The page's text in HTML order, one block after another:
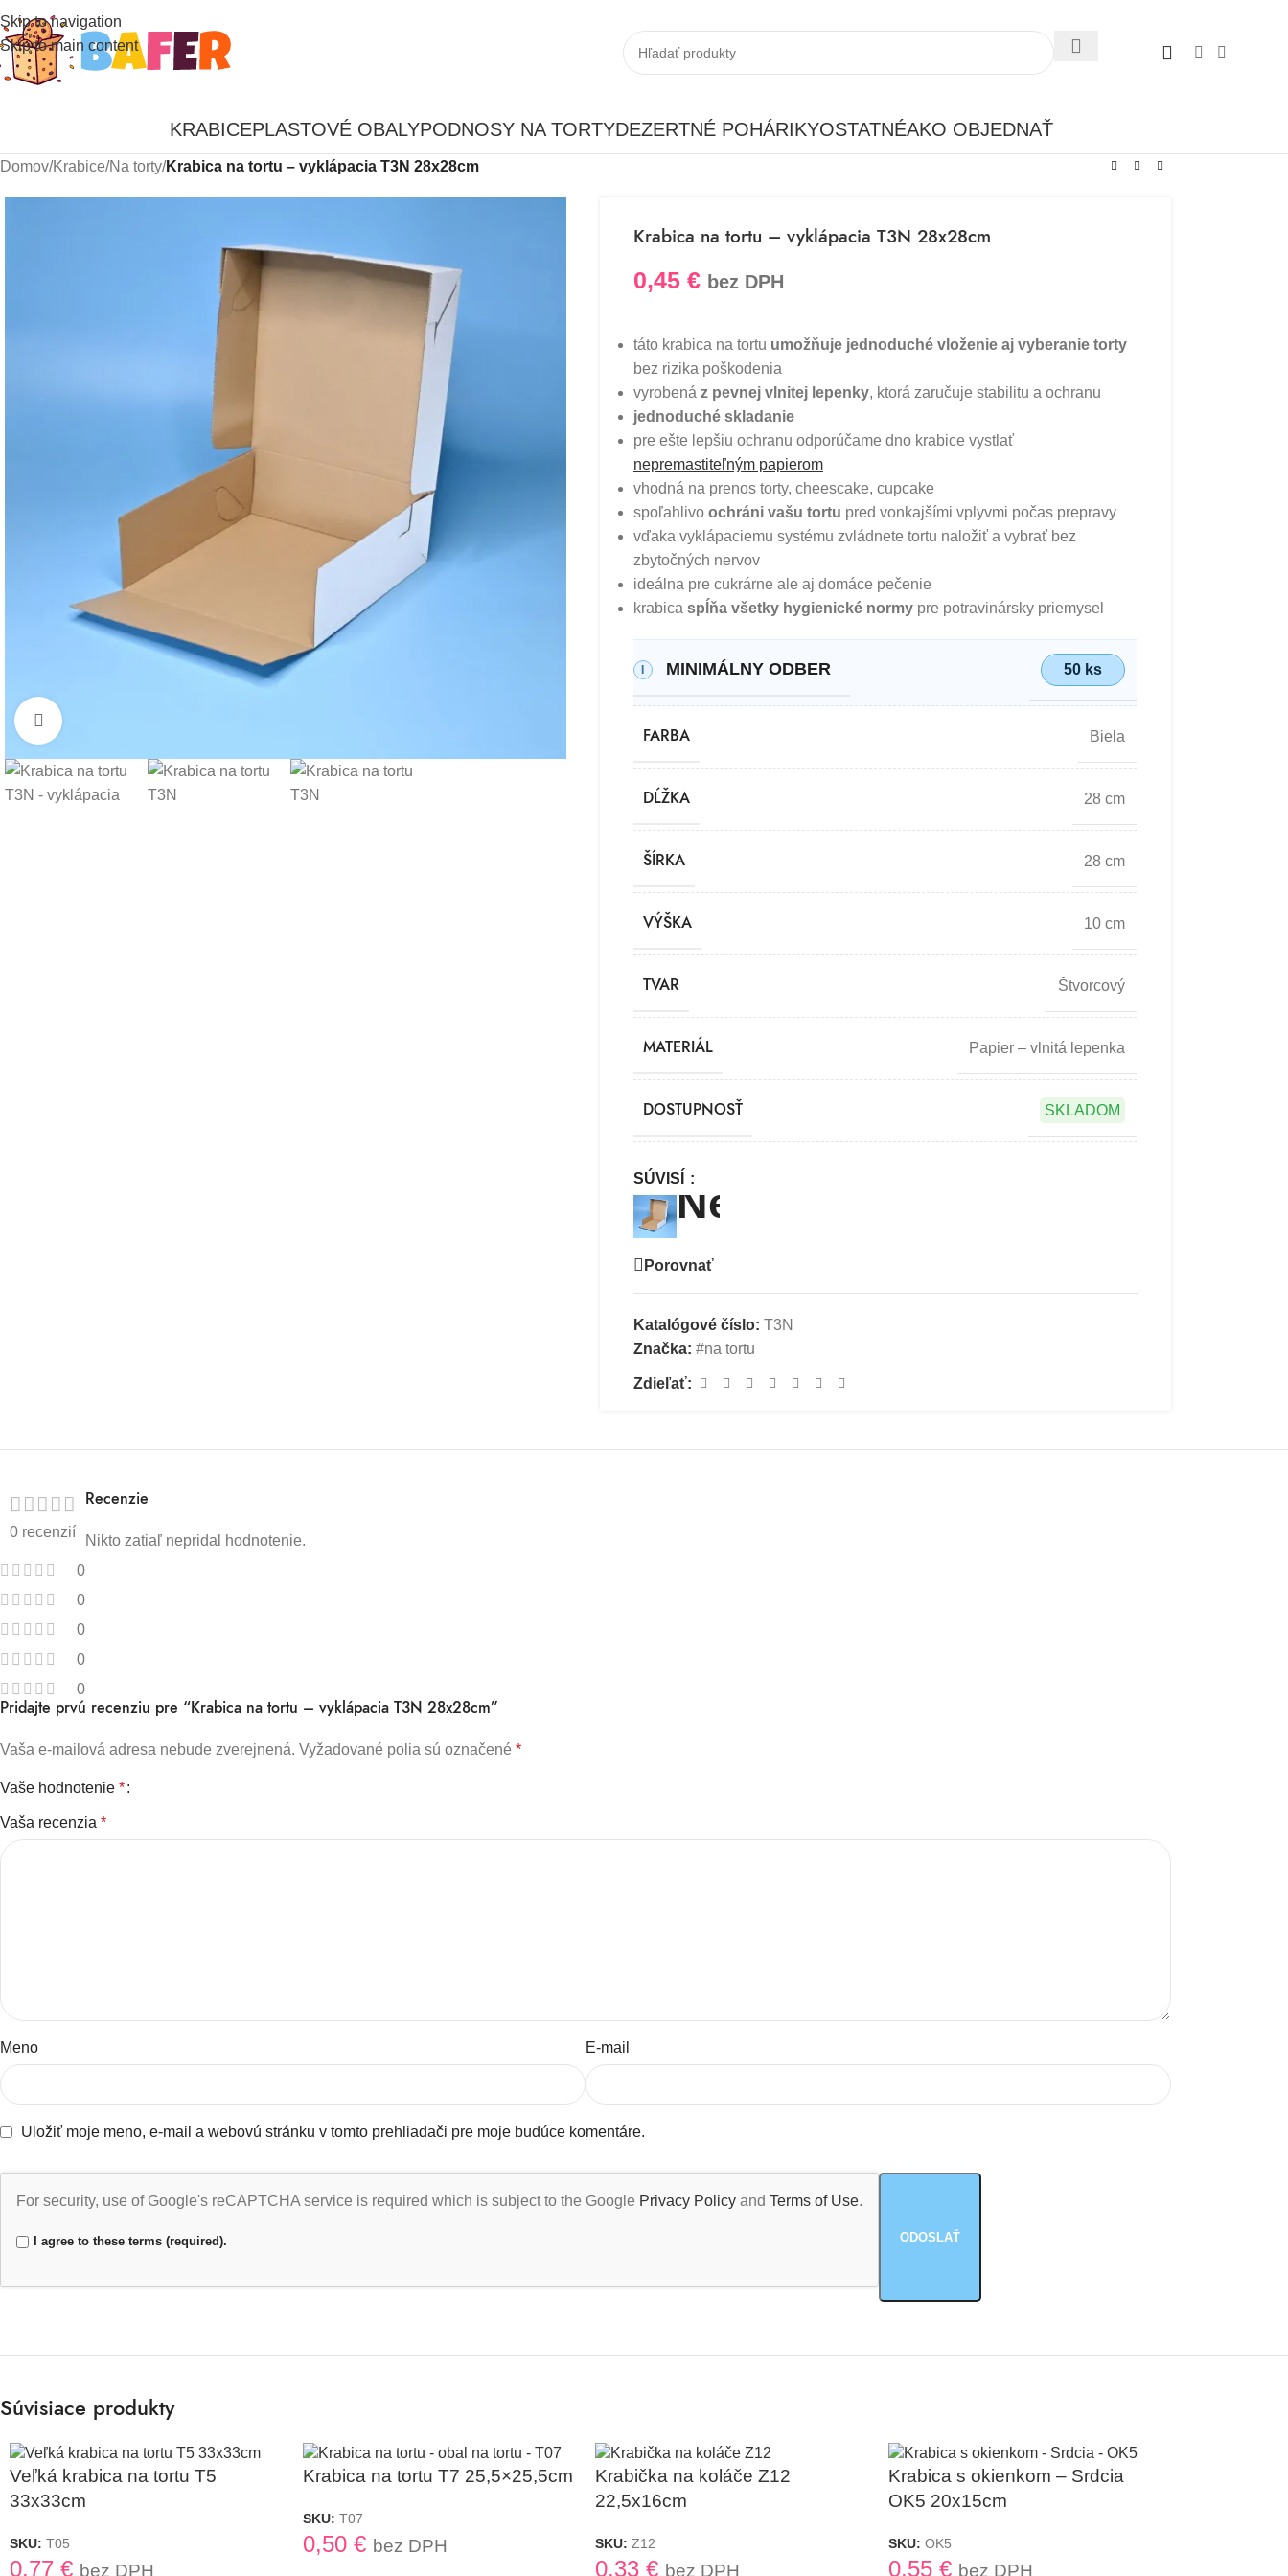
Skip to navigation
Skip to main content
KRABICEPLASTOVÉ OBALYPODNOSY NA TORTYDEZERTNÉ POHÁRIKYOSTATNÉAKO OBJEDNAŤ
Domov/Krabice/Na torty/Krabica na tortu – vyklápacia T3N 28x28cm
Krabica na tortu – vyklápacia T3N 28x28cm
0,45 € bez DPH
táto krabica na tortu umožňuje jednoduché vloženie aj vyberanie torty
bez rizika poškodenia
vyrobená z pevnej vlnitej lepenky, ktorá zaručuje stabilitu a ochranu
jednoduché skladanie
pre ešte lepšiu ochranu odporúčame dno krabice vystlať
nepremastiteľným papierom
vhodná na prenos torty, cheescake, cupcake
spoľahlivo ochráni vašu tortu pred vonkajšími vplyvmi počas prepravy
vďaka vyklápaciemu systému zvládnete tortu naložiť a vybrať bez
zbytočných nervov
ideálna pre cukrárne ale aj domáce pečenie
krabica spĺňa všetky hygienické normypre potravinársky priemysel
MINIMÁLNY ODBER 50 ks
FARBA Biela
DĹŽKA 28 cm
ŠÍRKA 28 cm
VÝŠKA 10 cm
TVAR Štvorcový
MATERIÁL Papier – vlnitá lepenka
DOSTUPNOSŤ SKLADOM
SÚVISÍ
Porovnať
Katalógové číslo: T3N
Značka: #na tortu
Zdieľať:
0 recenzií
0
0
0
0
0
Recenzie
Nikto zatiaľ nepridal hodnotenie.
Pridajte prvú recenziu pre “Krabica na tortu – vyklápacia T3N 28x28cm”
Vaša e-mailová adresa nebude zverejnená. Vyžadované polia sú označené *
Vaše hodnotenie *
Vaša recenzia *
Meno E-mail
Uložiť moje meno, e-mail a webovú stránku v tomto prehliadači pre moje budúce komentáre.
For security, use of Google's reCAPTCHA service is required which is subject to the Google Privacy Policy and Terms of Use.
I agree to these terms (required).
Súvisiace produkty
Veľká krabica na tortu T5
33x33cm
SKU: T05
0,77 € bez DPH
Krabica na tortu T7 25,5×25,5cm
SKU: T07
0,50 € bez DPH
Krabička na koláče Z12
22,5x16cm
SKU: Z12
0,33 € bez DPH
Krabica s okienkom – Srdcia
OK5 20x15cm
SKU: OK5
0,55 € bez DPH